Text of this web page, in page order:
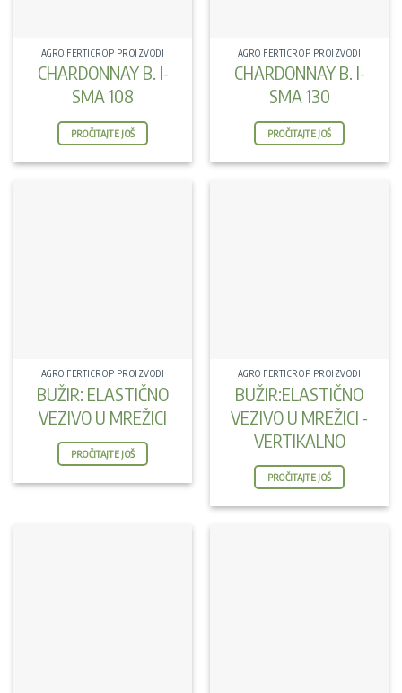
AGRO FERTICROP PROIZVODI
CHARDONNAY B. I-
SMA 108
PROČITAJTE JOŠ
AGRO FERTICROP PROIZVODI
CHARDONNAY B. I-
SMA 130
PROČITAJTE JOŠ
AGRO FERTICROP PROIZVODI
BUŽIR: ELASTIČNO
VEZIVO U MREŽICI
PROČITAJTE JOŠ
AGRO FERTICROP PROIZVODI
BUŽIR:ELASTIČNO
VEZIVO U MREŽICI -
VERTIKALNO
PROČITAJTE JOŠ